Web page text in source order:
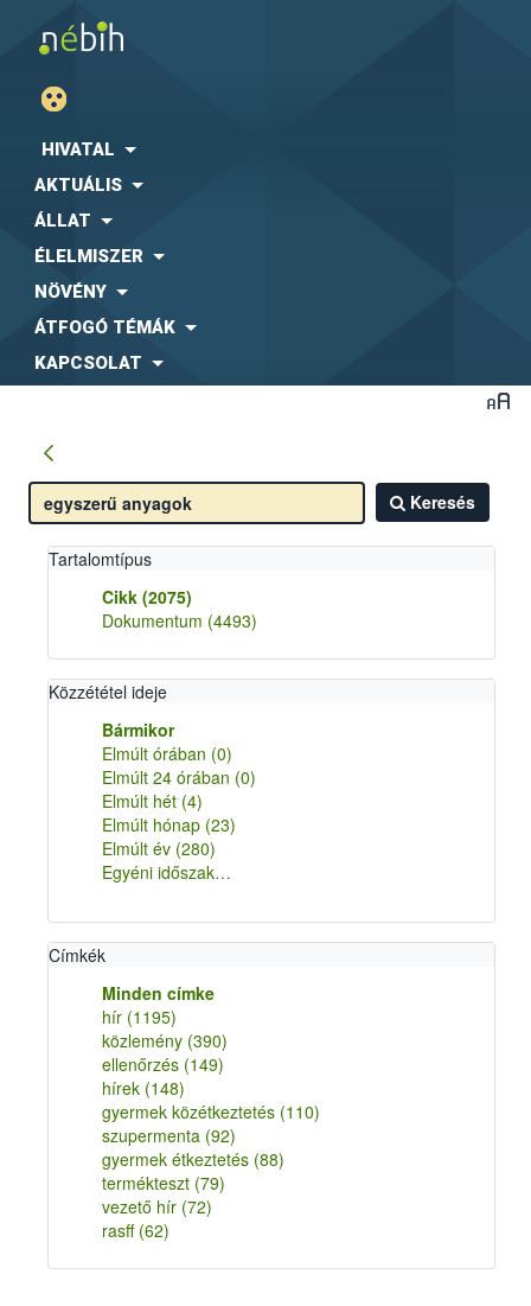
HIVATAL
AKTUÁLIS
ÁLLAT
ÉLELMISZER
NÖVÉNY
ÁTFOGÓ TÉMÁK
KAPCSOLAT
Keresés
Tartalomtípus
Cikk (2075)
Dokumentum (4493)
Közzététel ideje
Bármikor
Elmúlt órában (0)
Elmúlt 24 órában (0)
Elmúlt hét (4)
Elmúlt hónap (23)
Elmúlt év (280)
Egyéni időszak…
Címkék
Minden címke
hír (1195)
közlemény (390)
ellenőrzés (149)
hírek (148)
gyermek közétkeztetés (110)
szupermenta (92)
gyermek étkeztetés (88)
termékteszt (79)
vezető hír (72)
rasff (62)